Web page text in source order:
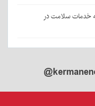
خدمات سلامت در